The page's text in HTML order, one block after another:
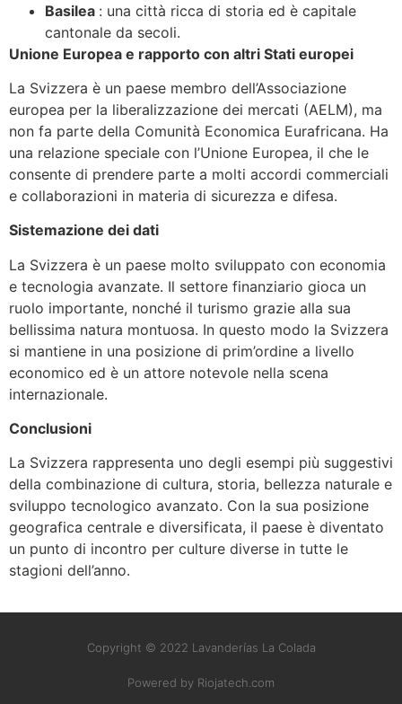
Basilea : una città ricca di storia ed è capitale
cantonale da secoli.
Unione Europea e rapporto con altri Stati europei
La Svizzera è un paese membro dell’Associazione
europea per la liberalizzazione dei mercati (AELM), ma
non fa parte della Comunità Economica Eurafricana. Ha
una relazione speciale con l’Unione Europea, il che le
consente di prendere parte a molti accordi commerciali
e collaborazioni in materia di sicurezza e difesa.
Sistemazione dei dati
La Svizzera è un paese molto sviluppato con economia
e tecnologia avanzate. Il settore finanziario gioca un
ruolo importante, nonché il turismo grazie alla sua
bellissima natura montuosa. In questo modo la Svizzera
si mantiene in una posizione di prim’ordine a livello
economico ed è un attore notevole nella scena
internazionale.
Conclusioni
La Svizzera rappresenta uno degli esempi più suggestivi
della combinazione di cultura, storia, bellezza naturale e
sviluppo tecnologico avanzato. Con la sua posizione
geografica centrale e diversificata, il paese è diventato
un punto di incontro per culture diverse in tutte le
stagioni dell’anno.
Copyright © 2022 Lavanderías La Colada
Powered by Riojatech.com